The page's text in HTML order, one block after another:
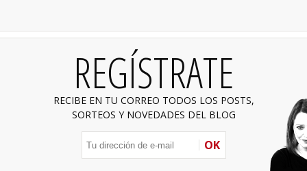
REGÍSTRATE
RECIBE EN TU CORREO TODOS LOS POSTS,
SORTEOS Y NOVEDADES DEL BLOG
OK